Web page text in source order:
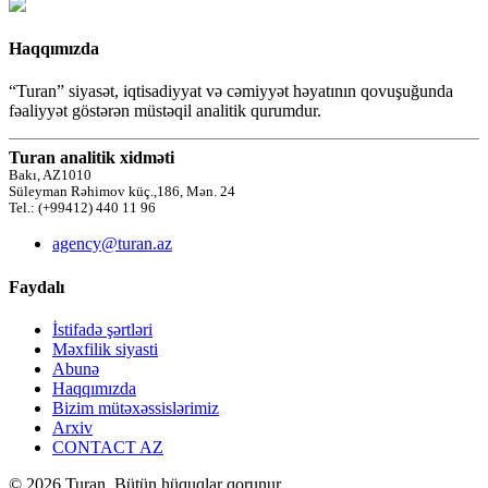
Haqqımızda
“Turan” siyasət, iqtisadiyyat və cəmiyyət həyatının qovuşuğunda
fəaliyyət göstərən müstəqil analitik qurumdur.
Turan analitik xidməti
Bakı, AZ1010
Süleyman Rəhimov küç.,186, Mən. 24
Tel.: (+99412) 440 11 96
agency@turan.az
Faydalı
İstifadə şərtləri
Məxfilik siyasti
Abunə
Haqqımızda
Bizim mütəxəssislərimiz
Arxiv
CONTACT AZ
© 2026 Turan. Bütün hüquqlar qorunur.